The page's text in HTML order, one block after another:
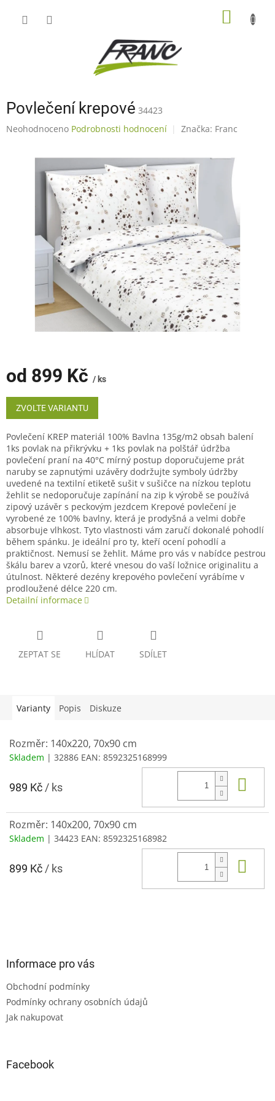
Povlečení krepové 34423
Průměrné
Neohodnoceno Podrobnosti hodnocení Značka: Franc
od 899 Kč / ks
Měrná
cena:
ZVOLTE VARIANTU
Povlečení KREP materiál 100% Bavlna 135g/m2 obsah balení
1ks povlak na přikrývku + 1ks povlak na polštář údržba
povlečení praní na 40°C mírný postup doporučujeme prát
naruby se zapnutými uzávěry dodržujte symboly údržby
uvedené na textilní etiketě sušit v sušičce na nízkou teplotu
žehlit se nedoporučuje zapínání na zip k výrobě se používá
zipový uzávěr s peckovým jezdcem Krepové povlečení je
vyrobené ze 100% bavlny, která je prodyšná a velmi dobře
absorbuje vlhkost. Tyto vlastnosti vám zaručí dokonalé pohodlí
během spánku. Je ideální pro ty, kteří ocení pohodlí a
praktičnost. Nemusí se žehlit. Máme pro vás v nabídce pestrou
škálu barev a vzorů, které vnesou do vaší ložnice originalitu a
útulnost. Některé dezény krepového povlečení vyrábíme v
prodloužené délce 220 cm.
Detailní informace
ZEPTAT SE HLÍDAT SDÍLET
Varianty Popis Diskuze
Rozměr: 140x220, 70x90 cm
Skladem | 32886 EAN: 8592325168999
989 Kč / ks
Rozměr: 140x200, 70x90 cm
Skladem | 34423 EAN: 8592325168982
899 Kč / ks
Informace pro vás
Obchodní podmínky
Podmínky ochrany osobních údajů
Jak nakupovat
Facebook